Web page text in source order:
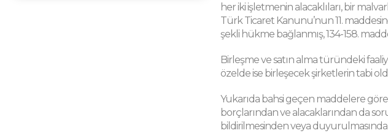
her iki işletmenin alacaklıları, bir
Türk Ticaret Kanunu’nun 11.
şekli hükme bağlanmış, 134-158.
Birleşme ve satın alma türündeki
özelde ise birleşecek şirketlerin tabi
Yukarıda bahsi geçen maddelere
borçlarından ve alacaklarından da
bildirilmesinden veya